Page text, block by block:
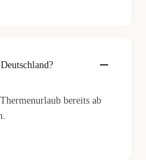
bereits ab